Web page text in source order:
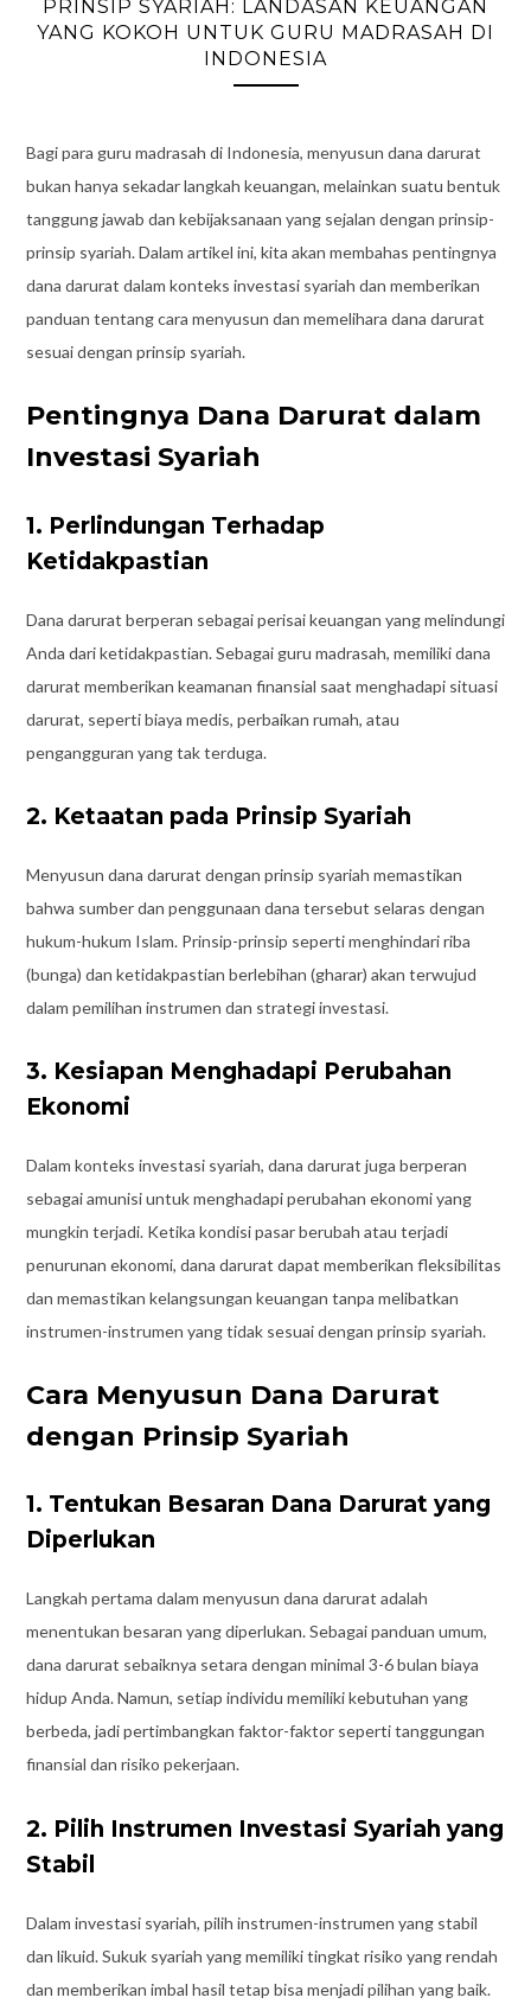
PRINSIP SYARIAH: LANDASAN KEUANGAN
YANG KOKOH UNTUK GURU MADRASAH DI
INDONESIA
Bagi para guru madrasah di Indonesia, menyusun dana darurat
bukan hanya sekadar langkah keuangan, melainkan suatu bentuk
tanggung jawab dan kebijaksanaan yang sejalan dengan prinsip-
prinsip syariah. Dalam artikel ini, kita akan membahas pentingnya
dana darurat dalam konteks investasi syariah dan memberikan
panduan tentang cara menyusun dan memelihara dana darurat
sesuai dengan prinsip syariah.
Pentingnya Dana Darurat dalam
Investasi Syariah
1. Perlindungan Terhadap
Ketidakpastian
Dana darurat berperan sebagai perisai keuangan yang melindungi
Anda dari ketidakpastian. Sebagai guru madrasah, memiliki dana
darurat memberikan keamanan finansial saat menghadapi situasi
darurat, seperti biaya medis, perbaikan rumah, atau
pengangguran yang tak terduga.
2. Ketaatan pada Prinsip Syariah
Menyusun dana darurat dengan prinsip syariah memastikan
bahwa sumber dan penggunaan dana tersebut selaras dengan
hukum-hukum Islam. Prinsip-prinsip seperti menghindari riba
(bunga) dan ketidakpastian berlebihan (gharar) akan terwujud
dalam pemilihan instrumen dan strategi investasi.
3. Kesiapan Menghadapi Perubahan
Ekonomi
Dalam konteks investasi syariah, dana darurat juga berperan
sebagai amunisi untuk menghadapi perubahan ekonomi yang
mungkin terjadi. Ketika kondisi pasar berubah atau terjadi
penurunan ekonomi, dana darurat dapat memberikan fleksibilitas
dan memastikan kelangsungan keuangan tanpa melibatkan
instrumen-instrumen yang tidak sesuai dengan prinsip syariah.
Cara Menyusun Dana Darurat
dengan Prinsip Syariah
1. Tentukan Besaran Dana Darurat yang
Diperlukan
Langkah pertama dalam menyusun dana darurat adalah
menentukan besaran yang diperlukan. Sebagai panduan umum,
dana darurat sebaiknya setara dengan minimal 3-6 bulan biaya
hidup Anda. Namun, setiap individu memiliki kebutuhan yang
berbeda, jadi pertimbangkan faktor-faktor seperti tanggungan
finansial dan risiko pekerjaan.
2. Pilih Instrumen Investasi Syariah yang
Stabil
Dalam investasi syariah, pilih instrumen-instrumen yang stabil
dan likuid. Sukuk syariah yang memiliki tingkat risiko yang rendah
dan memberikan imbal hasil tetap bisa menjadi pilihan yang baik.